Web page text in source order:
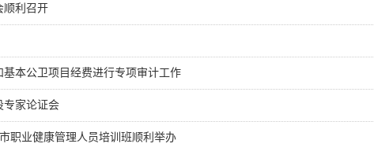
顺利召开
基本公卫项目经费进行专项审计工作
专家论证会
职业健康管理人员培训班顺利举办